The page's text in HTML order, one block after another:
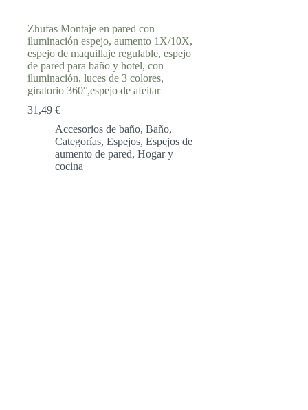
Zhufas Montaje en pared con
iluminación espejo, aumento 1X/10X,
espejo de maquillaje regulable, espejo
de pared para baño y hotel, con
iluminación, luces de 3 colores,
giratorio 360°,espejo de afeitar
31,49 €
Accesorios de baño, Baño,
Categorías, Espejos, Espejos de
aumento de pared, Hogar y
cocina